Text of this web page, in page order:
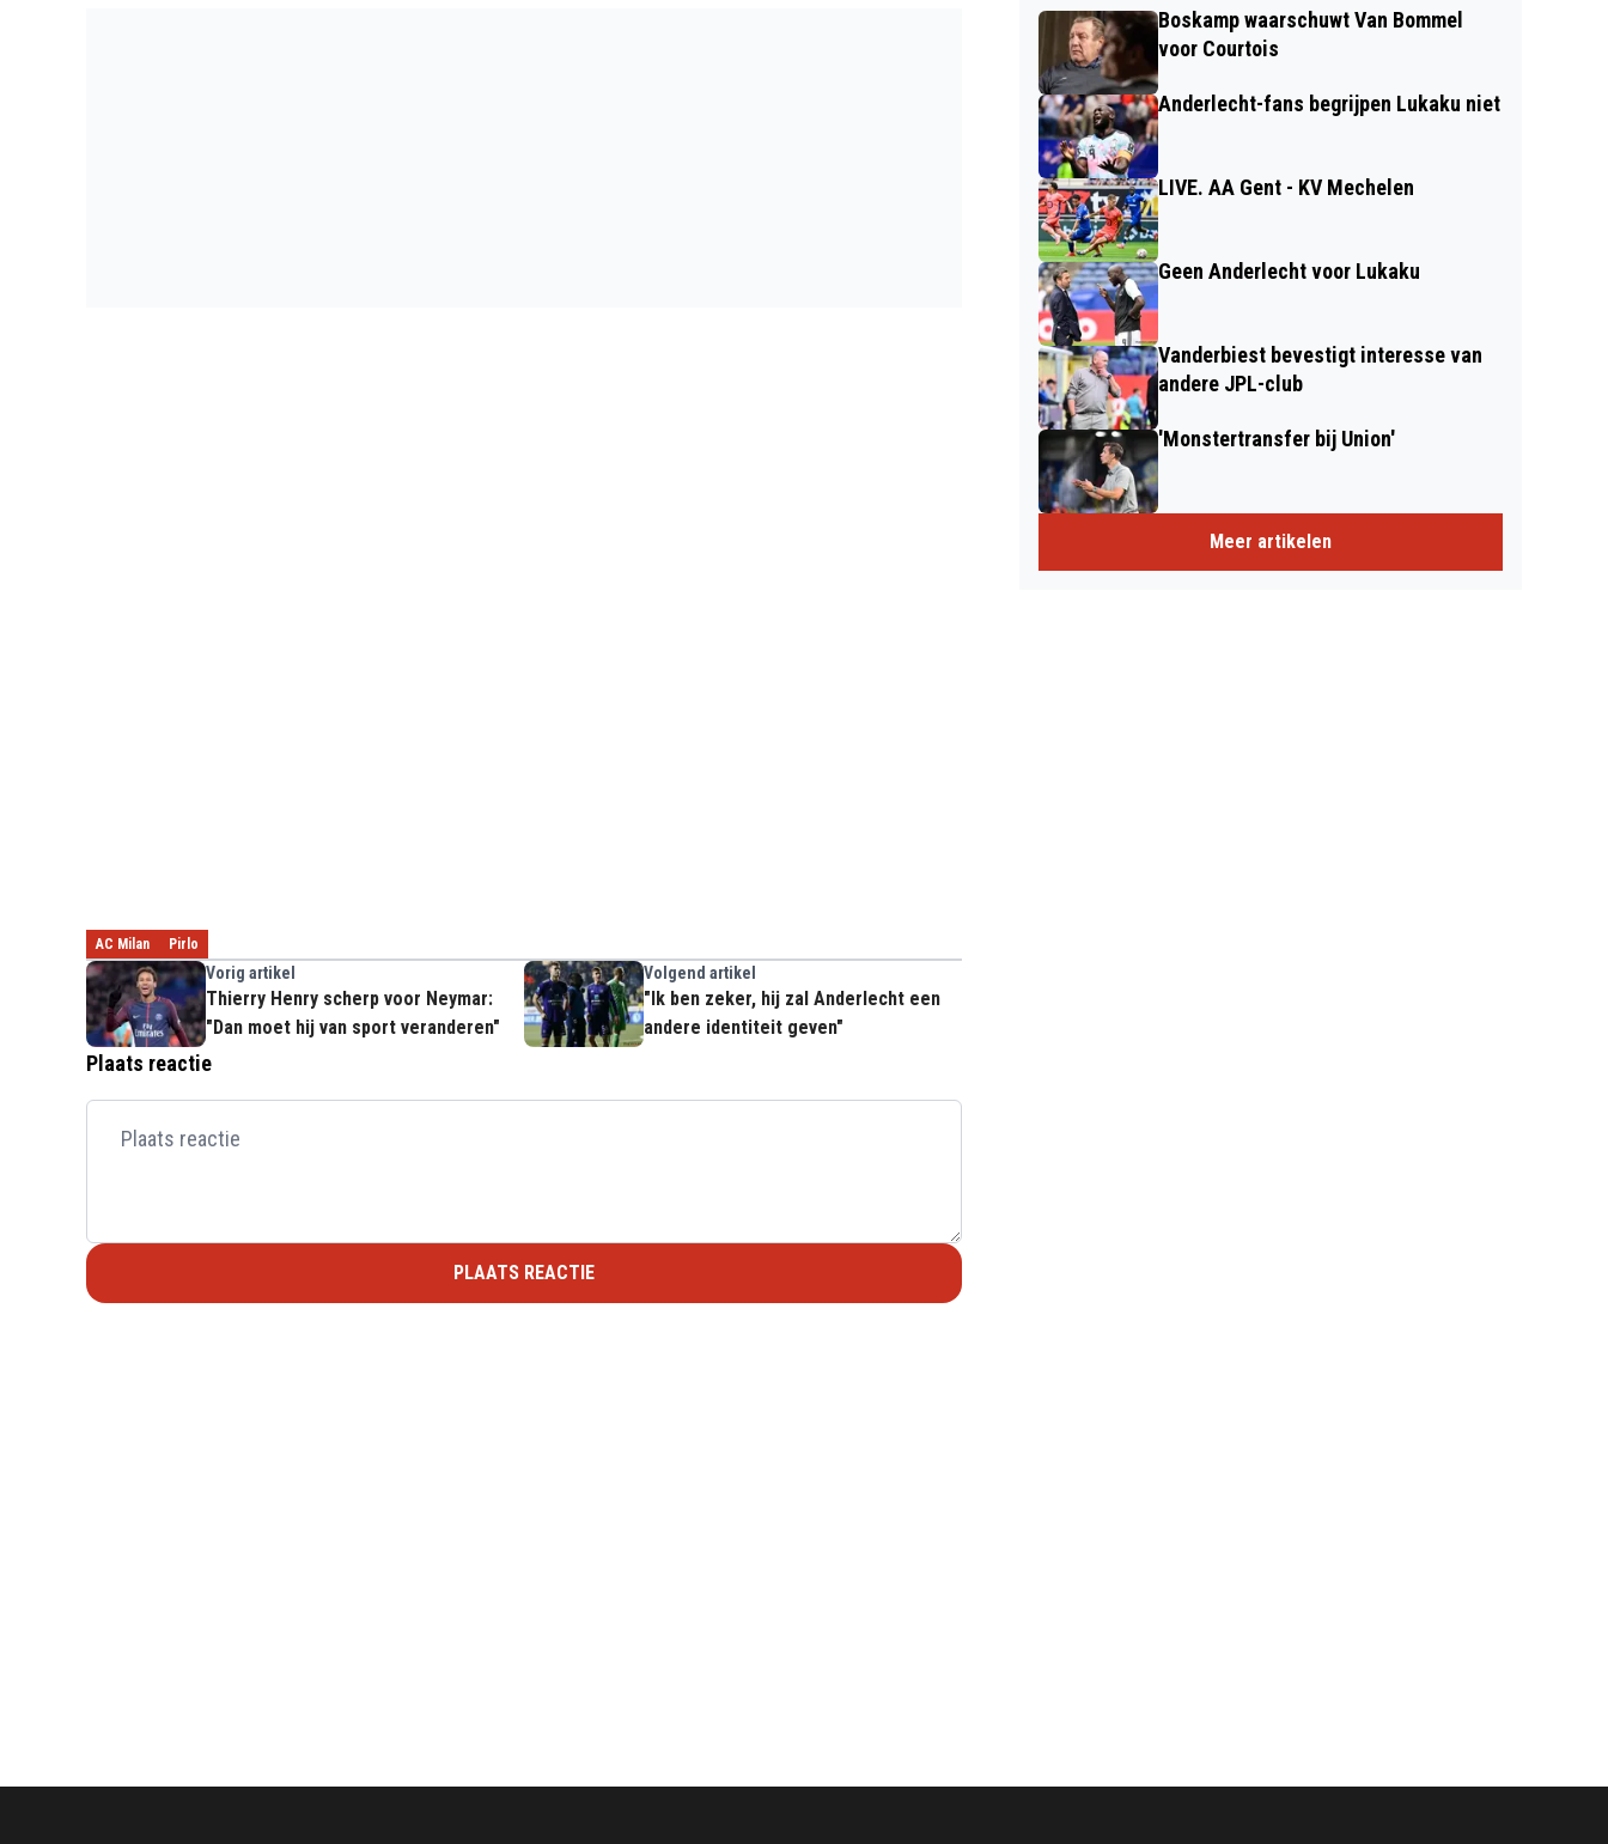
AC Milan Pirlo
Vorig artikel
Thierry Henry scherp voor Neymar:
"Dan moet hij van sport veranderen"
Volgend artikel
"Ik ben zeker, hij zal Anderlecht een
andere identiteit geven"
Plaats reactie
PLAATS REACTIE
Boskamp waarschuwt Van Bommel
voor Courtois
Anderlecht-fans begrijpen Lukaku niet
LIVE. AA Gent - KV Mechelen
Geen Anderlecht voor Lukaku
Vanderbiest bevestigt interesse van
andere JPL-club
'Monstertransfer bij Union'
Meer artikelen